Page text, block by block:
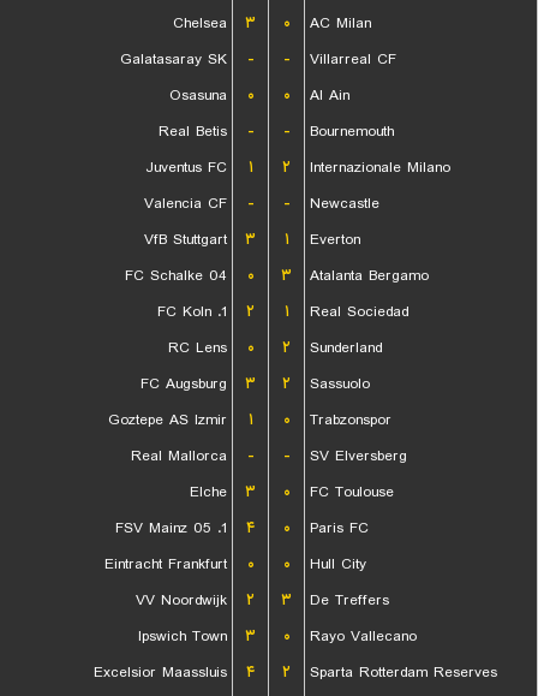
Chelsea
۳ ۰
AC Milan
Galatasaray SK
- -
Villarreal CF
Osasuna
۰ ۰
Al Ain
Real Betis
- -
Bournemouth
Juventus FC
۱ ۲
Internazionale Milano
Valencia CF
- -
Newcastle
VfB Stuttgart
۳ ۱
Everton
FC Schalke 04
۰ ۳
Atalanta Bergamo
1. FC Koln
۲ ۱
Real Sociedad
RC Lens
۰ ۲
Sunderland
FC Augsburg
۳ ۲
Sassuolo
Goztepe AS Izmir
۱ ۰
Trabzonspor
Real Mallorca
- -
SV Elversberg
Elche
۳ ۰
FC Toulouse
1. FSV Mainz 05
۴ ۰
Paris FC
Eintracht Frankfurt
۰ ۰
Hull City
VV Noordwijk
۲ ۳
De Treffers
Ipswich Town
۳ ۰
Rayo Vallecano
Excelsior Maassluis
۴ ۲
Sparta Rotterdam Reserves